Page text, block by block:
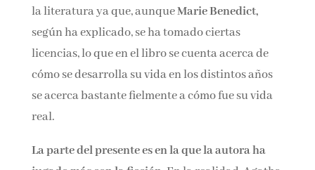
en la que vamos a conocer verdaderamente a la
protagonista del libro y autora de muchos de
los grandes éxitos de la literatura ya que,
aunqueMarie Benedict,según ha explicado, se
ha tomado ciertas licencias, lo que en el libro se
cuenta acerca de cómo se desarrolla su vida en
a cómo fue su vida real.